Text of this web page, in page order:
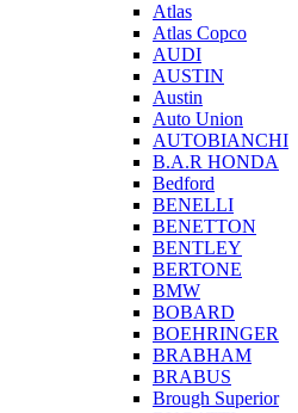
Atlas
Atlas Copco
AUDI
AUSTIN
Austin
Auto Union
AUTOBIANCHI
B.A.R HONDA
Bedford
BENELLI
BENETTON
BENTLEY
BERTONE
BMW
BOBARD
BOEHRINGER
BRABHAM
BRABUS
Brough Superior